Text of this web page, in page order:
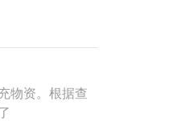
物资。根据查